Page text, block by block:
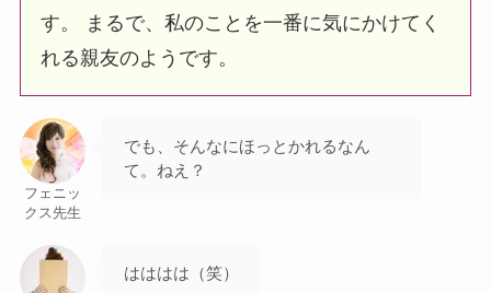
す。 まるで、私のことを一番に気にかけてく
れる親友のようです。
フェニッ
クス先生
でも、そんなにほっとかれるなん
て。ねえ？
はははは（笑）